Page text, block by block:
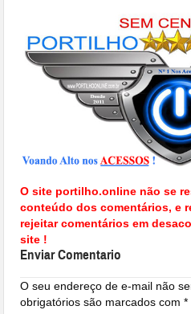
O site portilho.online não se
conteúdo dos comentários, e
rejeitar comentários em
site !
Enviar Comentario
O seu endereço de e-mail não
obrigatórios são marcados com*